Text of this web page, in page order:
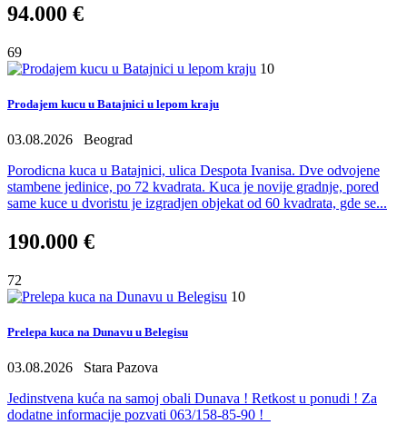
94.000 €
69
10
Prodajem kucu u Batajnici u lepom kraju
03.08.2026
Beograd
Porodicna kuca u Batajnici, ulica Despota Ivanisa. Dve odvojene
stambene jedinice, po 72 kvadrata. Kuca je novije gradnje, pored
same kuce u dvoristu je izgradjen objekat od 60 kvadrata, gde se...
190.000 €
72
10
Prelepa kuca na Dunavu u Belegisu
03.08.2026
Stara Pazova
Jedinstvena kuća na samoj obali Dunava ! Retkost u ponudi ! Za
dodatne informacije pozvati 063/158-85-90 !